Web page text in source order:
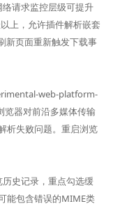
请求监控层级可提升
上，允许插件解析嵌套
新页面重新触发下载事
web-platform-
览器对前沿多媒体传输
析失败问题。重启浏览
史记录，重点勾选缓
能包含错误的MIME类